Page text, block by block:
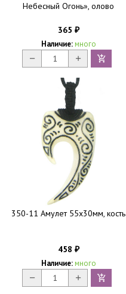
Небесный Огонь», олово
365 ₽
Наличие: много
350-11 Амулет 55х30мм, кость
458 ₽
Наличие: много